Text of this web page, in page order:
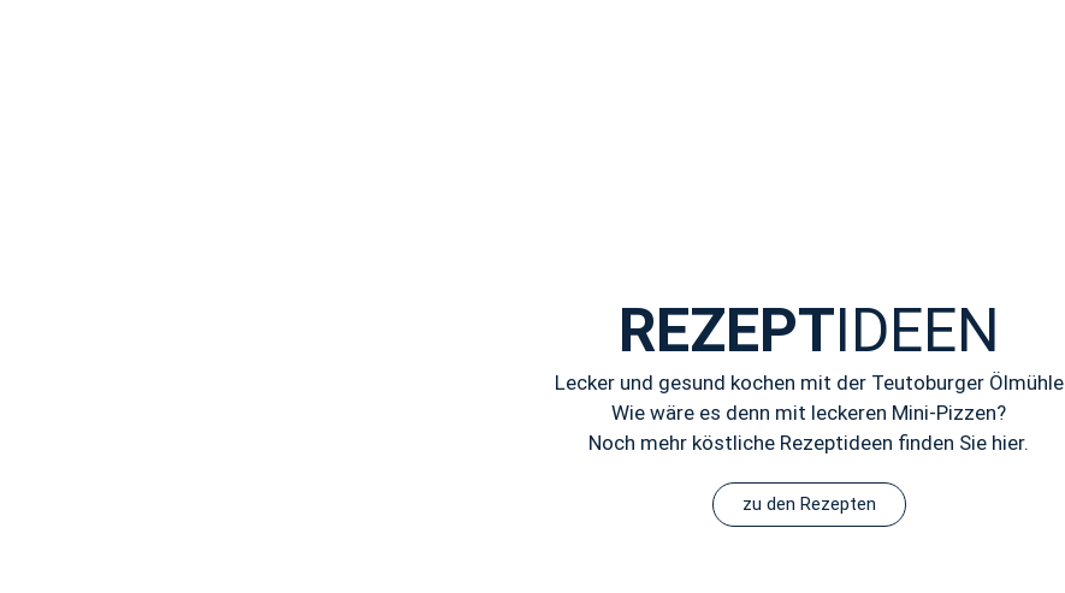
REZEPTIDEEN
Lecker und gesund kochen mit der Teutoburger Ölmühle
Wie wäre es denn mit leckeren Mini-Pizzen?
Noch mehr köstliche Rezeptideen finden Sie hier.
zu den Rezepten